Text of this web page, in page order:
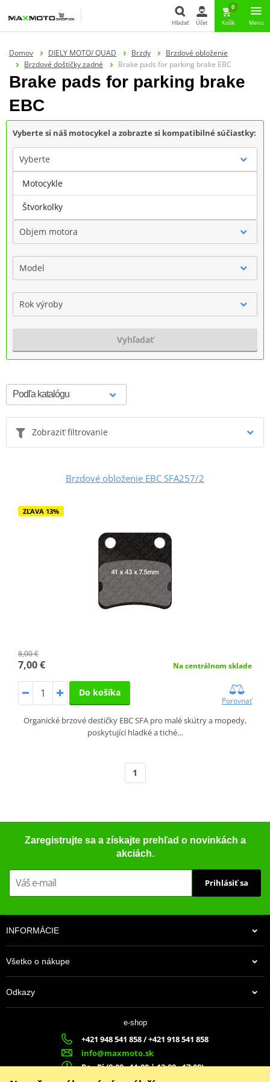
Hľadať
Hľadať Účet
0
Košík Menu
Domov DIELY MOTO/ QUAD Brzdy
Brzdové obloženie
Brzdové doštičky zadné
Brake pads for parking brake EBC
Brake pads for parking brake
EBC
Vyberte si náš motocykel a zobrazte si kompatibilné súčiastky:
Vyberte
Značka
Objem motora
Model
Rok výroby
Vyhľadať
Zobraziť filtrovanie
Brzdové obloženie EBC SFA257/2
ZĽAVA 13%
8,00 €
7,00 € Na centrálnom sklade
Do košíka
Porovnať
Organické brzové destičky EBC SFA pro malé skútry a mopedy,
poskytující hladké a tiché…
1
Zaregistrujte sa a získajte prehľad o novinkách a
akciách.
Prihlásiť sa
INFORMÁCIE
Všetko o nákupe
Odkazy
e-shop
+421 948 541 858 / +421 918 541 858
info@maxmoto.sk
Po - Pi (8:00 - 11:00 | 12:00 - 17:00)
MAX MOTO s.r.o.
Motocykle
Štvorkolky